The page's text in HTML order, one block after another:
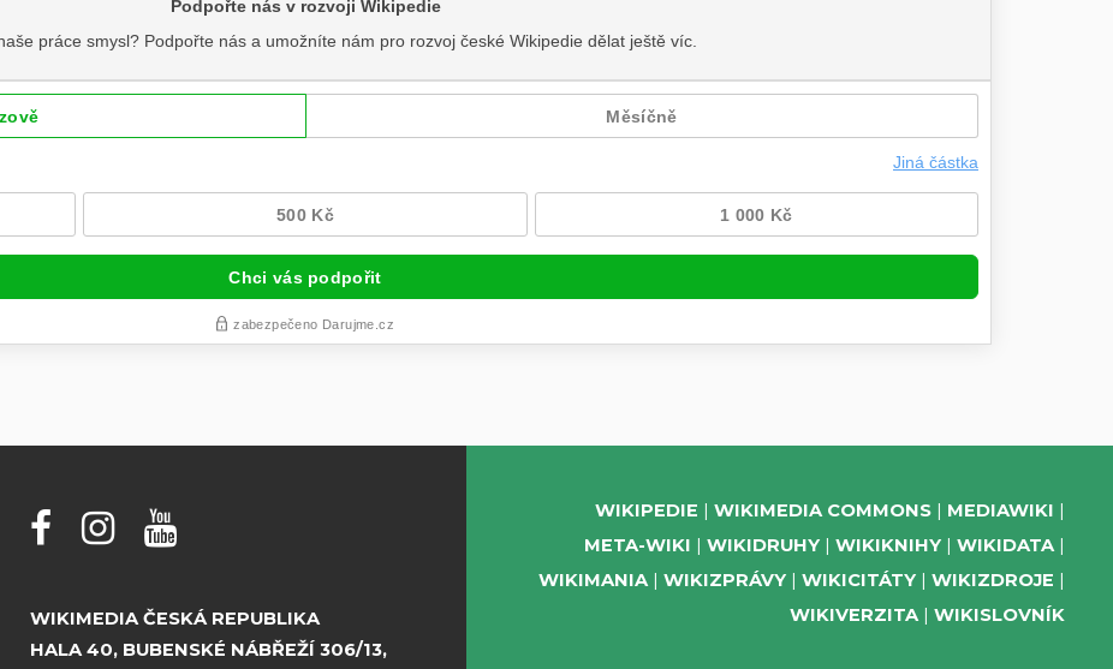
WIKIMEDIA ČESKÁ REPUBLIKA
HALA 40, BUBENSKÉ NÁBŘEŽÍ 306/13,
WIKIPEDIE WIKIMEDIA COMMONS
MEDIAWIKI
META-WIKI
WIKIDRUHY WIKIKNIHY
WIKIDATA
WIKIMANIA
WIKIZPRÁVY WIKICITÁTY
WIKIZDROJE
WIKIVERZITA
WIKISLOVNÍK